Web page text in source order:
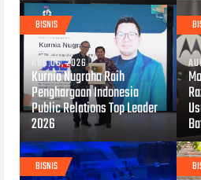
BISNIS
AUG 06, 2026
Kurnia Nugraha Raih
Penghargaan Indonesia
Public Relations Top Leader
2026
BISNIS